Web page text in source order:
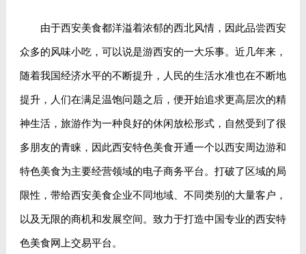
由于西安美食都洋溢着浓郁的西北风情，因此品尝西安
众多的风味小吃，可以说是游西安的一大乐事。近几年来，
随着我国经济水平的不断提升，人民的生活水准也在不断地
提升，人们在满足温饱问题之后，便开始追求更高层次的精
神生活，旅游作为一种良好的休闲放松形式，自然受到了很
多朋友的青睐，因此西安特色美食开通一个以西安周边游和
特色美食为主要经营领域的电子商务平台。打破了区域的局
限性，带给西安美食企业不同地域、不同类别的大量客户，
以及无限的商机和发展空间。致力于打造中国专业的西安特
色美食网上交易平台。